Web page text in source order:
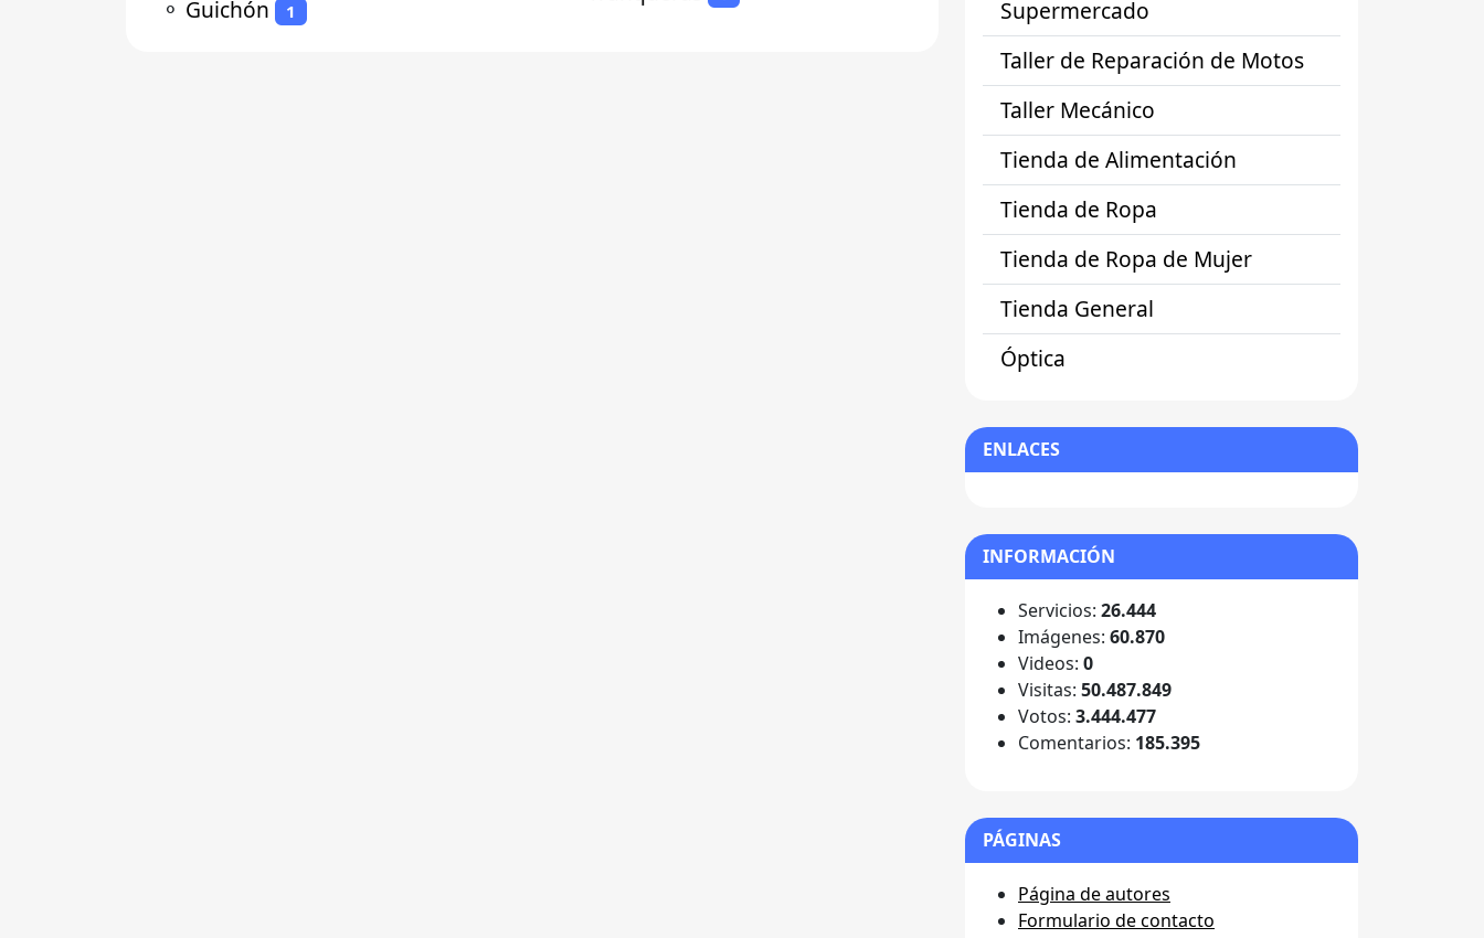
⚬ Guichón 1
Supermercado
Taller de Reparación de Motos
Taller Mecánico
Tienda de Alimentación
Tienda de Ropa
Tienda de Ropa de Mujer
Tienda General
Óptica
ENLACES
INFORMACIÓN
Servicios: 26.444
Imágenes: 60.870
Videos: 0
Visitas: 50.487.849
Votos: 3.444.477
Comentarios: 185.395
PÁGINAS
Página de autores
Formulario de contacto